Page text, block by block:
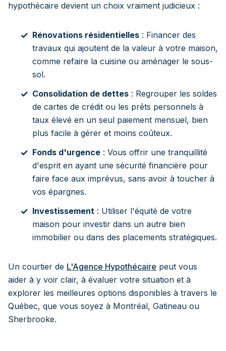
hypothécaire devient un choix vraiment judicieux :
Rénovations résidentielles : Financer des
travaux qui ajoutent de la valeur à votre maison,
comme refaire la cuisine ou aménager le sous-
sol.
Consolidation de dettes : Regrouper les soldes
de cartes de crédit ou les prêts personnels à
taux élevé en un seul paiement mensuel, bien
plus facile à gérer et moins coûteux.
Fonds d'urgence : Vous offrir une tranquillité
d'esprit en ayant une sécurité financière pour
faire face aux imprévus, sans avoir à toucher à
vos épargnes.
Investissement : Utiliser l'équité de votre
maison pour investir dans un autre bien
immobilier ou dans des placements stratégiques.
Un courtier de L'Agence Hypothécaire peut vous
aider à y voir clair, à évaluer votre situation et à
explorer les meilleures options disponibles à travers le
Québec, que vous soyez à Montréal, Gatineau ou
Sherbrooke.